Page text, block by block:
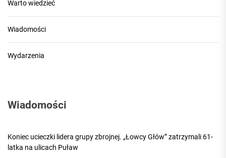
Warto wiedzieć
Wiadomości
Wydarzenia
Wiadomości
Koniec ucieczki lidera grupy zbrojnej. „Łowcy Głów” zatrzymali 61-
latka na ulicach Puław